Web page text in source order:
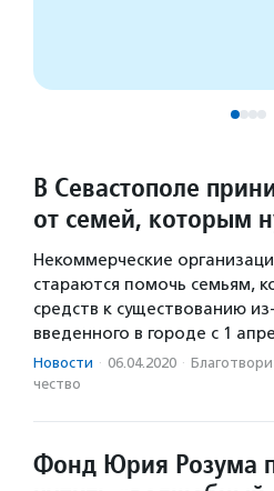
В Севастополе
от семей, которым
Некоммерческие
стараются помочь семьям,
средств к существованию
введенного в городе с 1
Новости · 06.04.2020 ·
чест­во
Фонд Юрия Розума